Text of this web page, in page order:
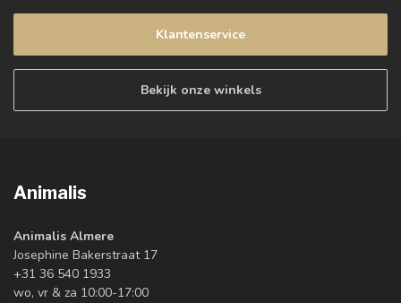
Klantenservice
Bekijk onze winkels
Animalis
Animalis Almere
Josephine Bakerstraat 17
+31 36 540 1933
wo, vr & za 10:00-17:00